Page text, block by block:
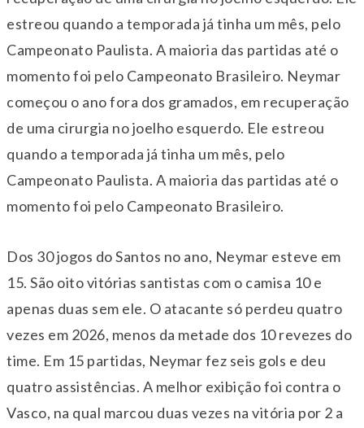
estreou quando a temporada já tinha um mês, pelo
Campeonato Paulista. A maioria das partidas até o
momento foi pelo Campeonato Brasileiro. Neymar
começou o ano fora dos gramados, em recuperação
de uma cirurgia no joelho esquerdo. Ele estreou
quando a temporada já tinha um mês, pelo
Campeonato Paulista. A maioria das partidas até o
momento foi pelo Campeonato Brasileiro.
Dos 30 jogos do Santos no ano, Neymar esteve em
15. São oito vitórias santistas com o camisa 10 e
apenas duas sem ele. O atacante só perdeu quatro
vezes em 2026, menos da metade dos 10 revezes do
time. Em 15 partidas, Neymar fez seis gols e deu
quatro assistências. A melhor exibição foi contra o
Vasco, na qual marcou duas vezes na vitória por 2 a